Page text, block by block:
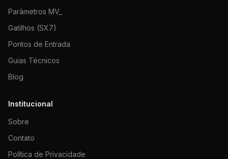
Parâmetros MV_
Gatilhos (SX7)
Pontos de Entrada
Guias Técnicos
Blog
Institucional
Sobre
Contato
Política de Privacidade